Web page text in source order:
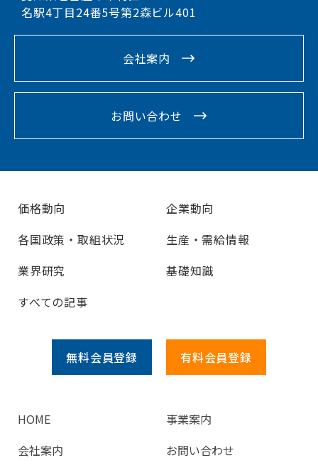
名駅4丁目24番5号第2森ビル401
会社案内
お問い合わせ
価格動向
企業動向
各国政策・取組状況
生産・需給情報
業界研究
基礎知識
すべての記事
無料会員登録 有料会員登録
HOME
事業案内
会社案内
お問い合わせ